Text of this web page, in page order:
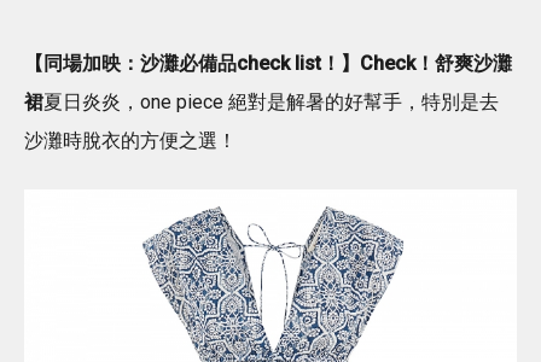
【同場加映：沙灘必備品check list！】 Check！舒爽沙灘
裙夏日炎炎，one piece 絕對是解暑的好幫手，特別是去
沙灘時脫衣的方便之選！